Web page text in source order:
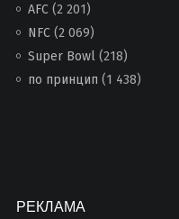
AFC(2 201)
NFC(2 069)
Super Bowl(218)
по принцип (1 438)
РЕКЛАМА